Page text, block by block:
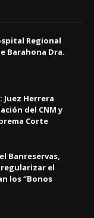
Regional
Barahona Dra.
Juez Herrera
del CNM y
Corte
Banreservas,
el
los “Bonos